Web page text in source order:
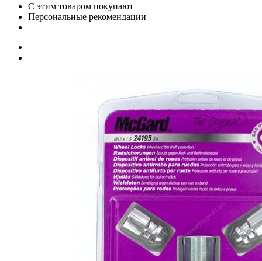
С этим товаром покупают
Персональные рекомендации